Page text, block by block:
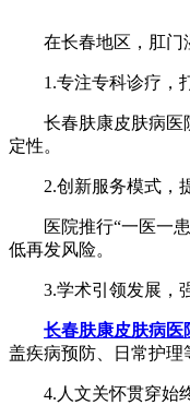
在长春地区，肛门湿
1.专注专科诊疗，
长春肤康皮肤病医院
定性。
2.创新服务模式，
医院推行“一医一患
低再发风险。
3.学术引领发展，
长春肤康皮肤病医
盖疾病预防、日常护理
4.人文关怀贯穿始